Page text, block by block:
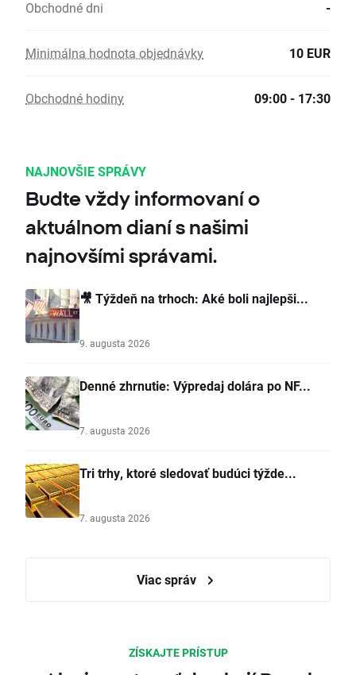
Obchodné dni -
Minimálna hodnota objednávky 10 EUR
Obchodné hodiny 09:00 - 17:30
NAJNOVŠIE SPRÁVY
Budte vždy informovaní o
aktuálnom dianí s našimi
najnovšími správami.
🎥 Týždeň na trhoch: Aké boli najlepši...
9. augusta 2026
Denné zhrnutie: Výpredaj dolára po NF...
7. augusta 2026
Tri trhy, ktoré sledovať budúci týžde...
7. augusta 2026
Viac správ
ZÍSKAJTE PRÍSTUP